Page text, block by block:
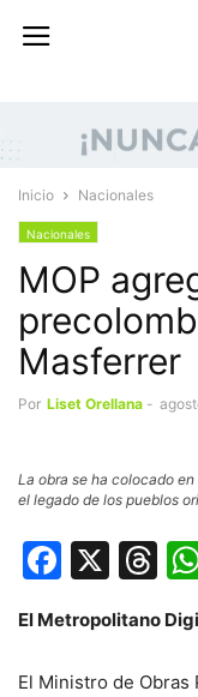
Inicio Nacionales
Nacionales
MOP
Masferrer
Por Liset Orellana -
La obra se ha colocado
el legado de los pueblos
X
El Metropolitano
El Ministro de